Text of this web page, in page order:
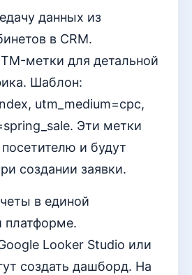
данных из
в CRM.
метки для детальной
Шаблон:
utm_medium=cpc,
Эти метки
и будут
создании заявки.
в единой
платформе.
Looker Studio или
создать дашборд. На